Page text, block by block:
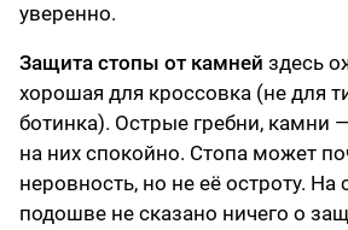
уверенно.
Защита стопы от камней здесь
хорошая для кроссовка (не для
ботинка). Острые гребни, камни
на них спокойно. Стопа может
неровность, но не её остроту. На
подошве не сказано ничего о